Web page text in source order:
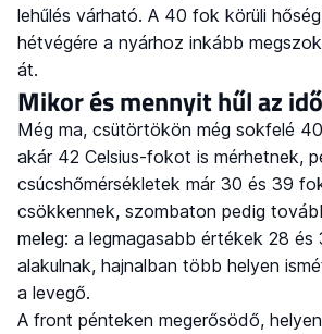
lehűlés várható. A 40 fok körüli
hétvégére a nyárhoz inkább
át.
Mikor és mennyit hűl az
Még ma, csütörtökön még sokfelé
akár 42 Celsius-fokot is mérhetnek,
csúcshőmérsékletek már 30 és 39
csökkennek, szombaton pedig
meleg: a legmagasabb értékek 28
alakulnak, hajnalban több helyen
a levegő.
A front pénteken megerősödő,